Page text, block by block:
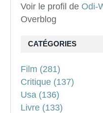
Voir le profil de Odi-
Overblog
CATÉGORIES
Film (281)
Critique (137)
Usa (136)
Livre (133)